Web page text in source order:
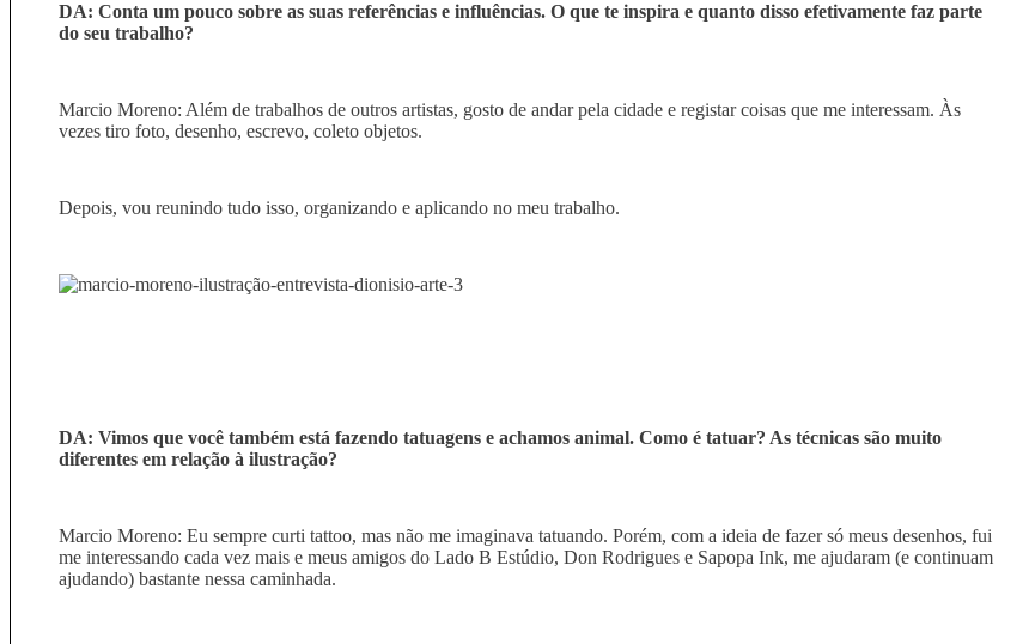
DA: Conta um pouco sobre as suas referências e influências. O que te inspira e quanto disso efetivamente faz parte
do seu trabalho?
Marcio Moreno: Além de trabalhos de outros artistas, gosto de andar pela cidade e registar coisas que me interessam. Às
vezes tiro foto, desenho, escrevo, coleto objetos.
Depois, vou reunindo tudo isso, organizando e aplicando no meu trabalho.
DA: Vimos que você também está fazendo tatuagens e achamos animal. Como é tatuar? As técnicas são muito
diferentes em relação à ilustração?
Marcio Moreno: Eu sempre curti tattoo, mas não me imaginava tatuando. Porém, com a ideia de fazer só meus desenhos, fui
me interessando cada vez mais e meus amigos do Lado B Estúdio, Don Rodrigues e Sapopa Ink, me ajudaram (e continuam
ajudando) bastante nessa caminhada.